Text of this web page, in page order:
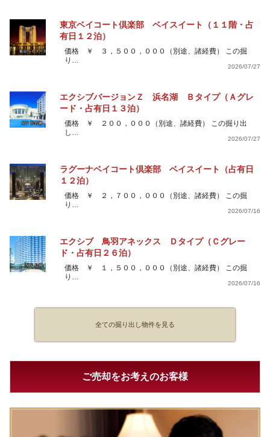
東京ベイコート倶楽部 ベイスイート（１１階・占
有日１２泊）
価格 ￥ ３，５００，０００（別途、諸経費） この掘
り…
2026/07/27
エクシブバージョンＺ 浜名湖 Ｂタイプ（Ａグレ
ード・占有日１３泊）
価格 ￥ ２００，０００（別途、諸経費） この掘り出
し…
2026/07/27
ラグーナベイコート倶楽部 ベイスイート（占有日
１２泊）
価格 ￥ ２，７００，０００（別途、諸経費） この掘
り…
2026/07/16
エクシブ 鳥羽アネックス Ｄタイプ（Ｃグレー
ド・占有日２６泊）
価格 ￥ １，５００，０００（別途、諸経費） この掘
り…
2026/07/16
全ての掘り出し物件を見る
ご売却をお考えのお客様